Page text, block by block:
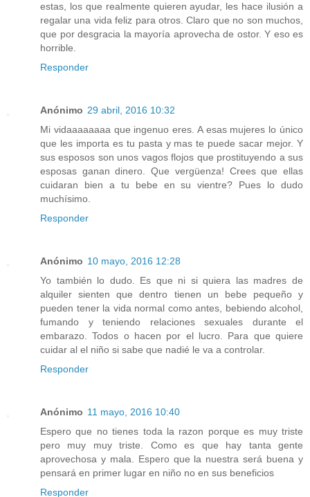
estas, los que realmente quieren ayudar, les hace ilusión a
regalar una vida feliz para otros. Claro que no son muchos,
que por desgracia la mayoría aprovecha de ostor. Y eso es
horrible.
Responder
Anónimo 29 abril, 2016 10:32
Mi vidaaaaaaaa que ingenuo eres. A esas mujeres lo único
que les importa es tu pasta y mas te puede sacar mejor. Y
sus esposos son unos vagos flojos que prostituyendo a sus
esposas ganan dinero. Que vergüenza! Crees que ellas
cuidaran bien a tu bebe en su vientre? Pues lo dudo
muchísimo.
Responder
Anónimo 10 mayo, 2016 12:28
Yo también lo dudo. Es que ni si quiera las madres de
alquiler sienten que dentro tienen un bebe pequeño y
pueden tener la vida normal como antes, bebiendo alcohol,
fumando y teniendo relaciones sexuales durante el
embarazo. Todos o hacen por el lucro. Para que quiere
cuidar al el niño si sabe que nadié le va a controlar.
Responder
Anónimo 11 mayo, 2016 10:40
Espero que no tienes toda la razon porque es muy triste
pero muy muy triste. Como es que hay tanta gente
aprovechosa y mala. Espero que la nuestra será buena y
pensará en primer lugar en niño no en sus beneficios
Responder